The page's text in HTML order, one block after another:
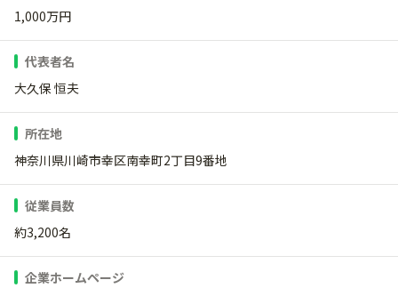
1,000万円
代表者名
大久保 恒夫
所在地
神奈川県川崎市幸区南幸町2丁目9番地
従業員数
約3,200名
企業ホームページ